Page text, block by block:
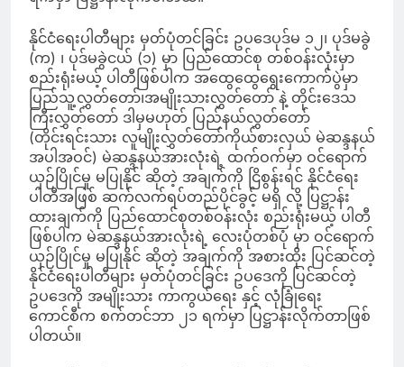
နိုင်ငံရေးပါတီများ မှတ်ပုံတင်ခြင်း ဥပဒေပုဒ်မ ၁၂၊ ပုဒ်မခွဲ
(က) ၊ ပုဒ်မခွဲငယ် (၁) မှာ ပြည်ထောင်စု တစ်ဝန်းလုံးမှာ
စည်းရုံးမယ့် ပါတီဖြစ်ပါက အထွေထွေရွေးကောက်ပွဲမှာ
ပြည်သူ့လွှတ်တော်၊အမျိုးသားလွှတ်တော် နဲ့ တိုင်းဒေသ
ကြီးလွှတ်တော် ဒါမှမဟုတ် ပြည်နယ်လွှတ်တော်
(တိုင်းရင်းသား လူမျိုးလွှတ်တော်ကိုယ်စားလှယ် မဲဆန္ဒနယ်
အပါအဝင်) မဲဆန္ဒနယ်အားလုံးရဲ့ ထက်ဝက်မှာ ဝင်ရောက်
ယှဉ်ပြိုင်မှု မပြုနိုင် ဆိုတဲ့ အချက်ကို ငြိစွန်းရင် နိုင်ငံရေး
ပါတီအဖြစ် ဆက်လက်ရပ်တည်ပိုင်ခွင့် မရှိ လို့ ပြဋ္ဌာန်း
ထားချက်ကို ပြည်ထောင်စုတစ်ဝန်းလုံး စည်းရုံးမယ့် ပါတီ
ဖြစ်ပါက မဲဆန္ဒနယ်အားလုံးရဲ့ လေးပုံတစ်ပုံ မှာ ဝင်ရောက်
ယှဉ်ပြိုင်မှု မပြုနိုင် ဆိုတဲ့ အချက်ကို အစားထိုး ပြင်ဆင်တဲ့
နိုင်ငံရေးပါတီများ မှတ်ပုံတင်ခြင်း ဥပဒေကို ပြင်ဆင်တဲ့
ဥပဒေကို အမျိုးသား ကာကွယ်ရေး နှင့် လုံခြုံရေး
ကောင်စီက စက်တင်ဘာ ၂၁ ရက်မှာ ပြဋ္ဌာန်းလိုက်တာဖြစ်
ပါတယ်။